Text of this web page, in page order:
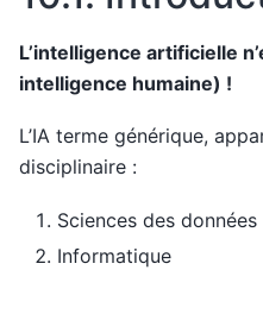
L’intelligence artificielle
intelligence humaine) !
L’IA terme générique,
disciplinaire :
Sciences des données
Informatique